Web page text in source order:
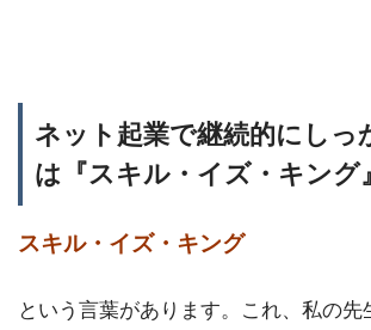
ネット起業で継続的にしっ
は『スキル・イズ・キング
スキル・イズ・キング
という言葉があります。これ、私の先